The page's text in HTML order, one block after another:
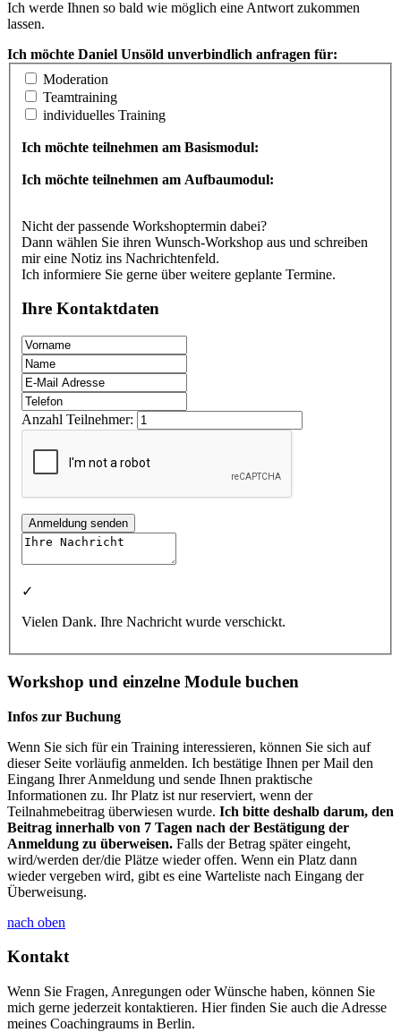
Ich werde Ihnen so bald wie möglich eine Antwort zukommen
lassen.
Ich möchte Daniel Unsöld unverbindlich anfragen für:
Moderation
Teamtraining
individuelles Training
Ich möchte teilnehmen am Basismodul:
Ich möchte teilnehmen am Aufbaumodul:
Nicht der passende Workshoptermin dabei?
Dann wählen Sie ihren Wunsch-Workshop aus und schreiben
mir eine Notiz ins Nachrichtenfeld.
Ich informiere Sie gerne über weitere geplante Termine.
Ihre Kontaktdaten
Anzahl Teilnehmer:
Anmeldung senden
✓
Vielen Dank. Ihre Nachricht wurde verschickt.
Workshop und einzelne Module buchen
Infos zur Buchung
Wenn Sie sich für ein Training interessieren, können Sie sich auf
dieser Seite vorläufig anmelden. Ich bestätige Ihnen per Mail den
Eingang Ihrer Anmeldung und sende Ihnen praktische
Informationen zu. Ihr Platz ist nur reserviert, wenn der
Teilnahmebeitrag überwiesen wurde. Ich bitte deshalb darum, den
Beitrag innerhalb von 7 Tagen nach der Bestätigung der
Anmeldung zu überweisen. Falls der Betrag später eingeht,
wird/werden der/die Plätze wieder offen. Wenn ein Platz dann
wieder vergeben wird, gibt es eine Warteliste nach Eingang der
Überweisung.
nach oben
Kontakt
Wenn Sie Fragen, Anregungen oder Wünsche haben, können Sie
mich gerne jederzeit kontaktieren. Hier finden Sie auch die Adresse
meines Coachingraums in Berlin.